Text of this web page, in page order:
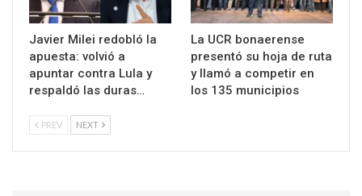
Javier Milei redobló la
apuesta: volvió a
apuntar contra Lula y
respaldó las duras…
La UCR bonaerense
presentó su hoja de ruta
y llamó a competir en
los 135 municipios
PREV NEXT